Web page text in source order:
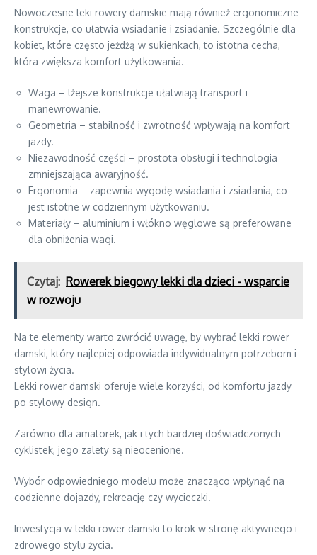
Nowoczesne leki rowery damskie mają również ergonomiczne
konstrukcje, co ułatwia wsiadanie i zsiadanie. Szczególnie dla
kobiet, które często jeżdżą w sukienkach, to istotna cecha,
która zwiększa komfort użytkowania.
Waga – lżejsze konstrukcje ułatwiają transport i
manewrowanie.
Geometria – stabilność i zwrotność wpływają na komfort
jazdy.
Niezawodność części – prostota obsługi i technologia
zmniejszająca awaryjność.
Ergonomia – zapewnia wygodę wsiadania i zsiadania, co
jest istotne w codziennym użytkowaniu.
Materiały – aluminium i włókno węglowe są preferowane
dla obniżenia wagi.
Czytaj: Rowerek biegowy lekki dla dzieci - wsparcie
w rozwoju
Na te elementy warto zwrócić uwagę, by wybrać lekki rower
damski, który najlepiej odpowiada indywidualnym potrzebom i
stylowi życia.
Lekki rower damski oferuje wiele korzyści, od komfortu jazdy
po stylowy design.
Zarówno dla amatorek, jak i tych bardziej doświadczonych
cyklistek, jego zalety są nieocenione.
Wybór odpowiedniego modelu może znacząco wpłynąć na
codzienne dojazdy, rekreację czy wycieczki.
Inwestycja w lekki rower damski to krok w stronę aktywnego i
zdrowego stylu życia.